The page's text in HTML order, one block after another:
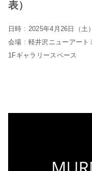
表）
日時 : 2025年4月26日（土
会場 : 軽井沢ニューアート
1Fギャラリースペース